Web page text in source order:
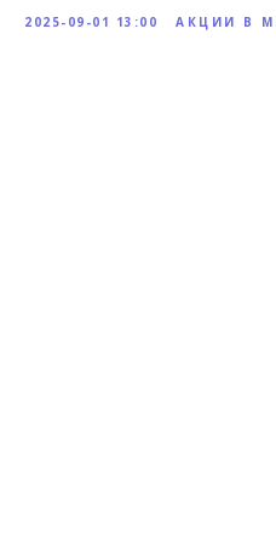
2025-09-01 13:00 АКЦИИ В